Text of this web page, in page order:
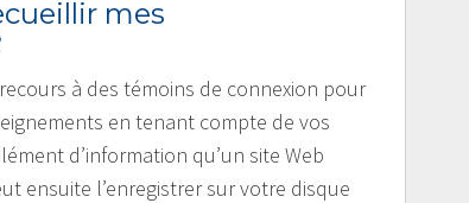
mes
à des témoins de connexion pour
en tenant compte de vos
d’information qu’un site Web
ensuite l’enregistrer sur votre disque